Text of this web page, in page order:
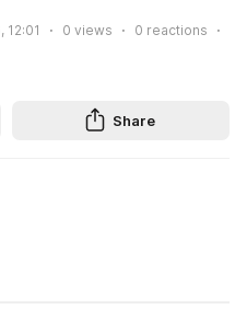
12:01 0 views 0 reactions
Share